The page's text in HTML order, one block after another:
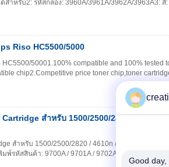
สําหรับ2: รหัสกล่อง: 3960A/3961A/3962A/3963A3: สี
Riso HC5500/5000
50001.100% compatible and 100% tested
chip2.Competitive price toner chip,toner
สำหรับ 1500/2500/2820 / 4610n /
สำหรับ 1500/2500/2820 / 4610n / 4650 ข้อมูลพื้นฐ
รหัสสินค้า: 9700A / 9701A / 9702A / 9703A 3: สี: C,
Good